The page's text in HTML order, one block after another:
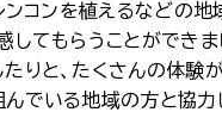
コンを植えるなどの地
してもらうことができ
りと、たくさんの体験
でいる地域の方と協